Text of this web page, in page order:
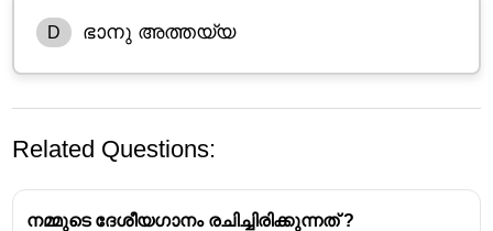
D ഭാനു അത്തയ്യ
Related Questions:
നമ്മുടെ ദേശീയഗാനം രചിച്ചിരിക്കുന്നത് ?